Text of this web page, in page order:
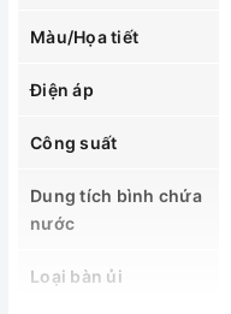
Màu/Họa tiết
Điện áp
Công suất
Dung tích bình chứa
nước
Loại bàn ủi